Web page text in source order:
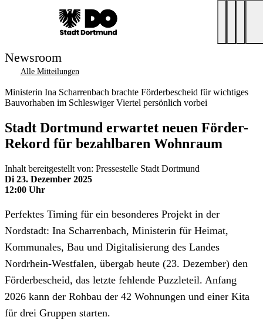
Newsroom
Alle Mitteilungen
Ministerin Ina Scharrenbach brachte Förderbescheid für wichtiges
Bauvorhaben im Schleswiger Viertel persönlich vorbei
Stadt Dortmund erwartet neuen Förder-
Rekord für bezahlbaren Wohnraum
Inhalt bereitgestellt von: Pressestelle Stadt Dortmund
Di 23. Dezember 2025
12:00 Uhr
Perfektes Timing für ein besonderes Projekt in der
Nordstadt: Ina Scharrenbach, Ministerin für Heimat,
Kommunales, Bau und Digitalisierung des Landes
Nordrhein-Westfalen, übergab heute (23. Dezember) den
Förderbescheid, das letzte fehlende Puzzleteil. Anfang
2026 kann der Rohbau der 42 Wohnungen und einer Kita
für drei Gruppen starten.